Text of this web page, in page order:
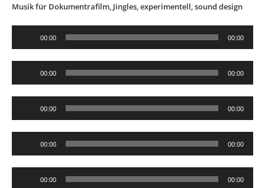
Musik für Dokumentrafilm, Jingles, experimentell, sound design
00:00 00:00
00:00 00:00
00:00 00:00
00:00 00:00
00:00 00:00